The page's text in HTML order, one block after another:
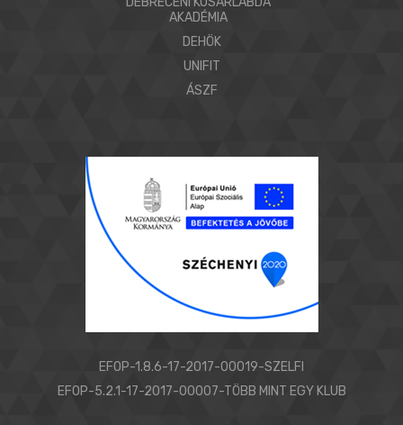
AKADÉMIA
DEHÖK
UNIFIT
ÁSZF
EFOP-1.8.6-17-2017-00019-SZELFI
EFOP-5.2.1-17-2017-00007-TÖBB MINT EGY KLUB